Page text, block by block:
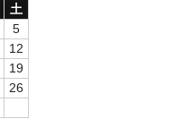
土
5
12
19
26